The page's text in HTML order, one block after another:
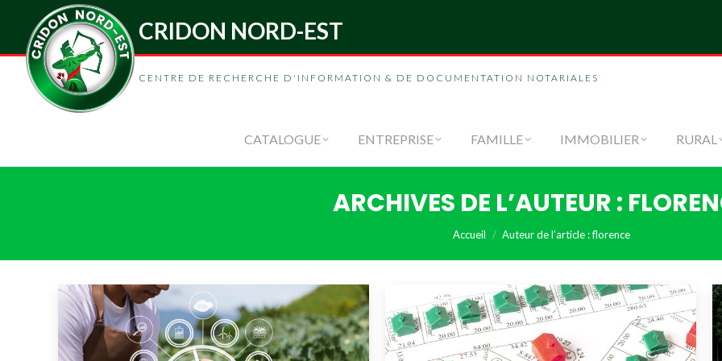
CRIDON NORD-EST
CENTRE DE RECHERCHE D'INFORMATION & DE DOCUMENTATION NOTARIALES
CATALOGUE ENTREPRISE FAMILLE IMMOBILIER RURAL
ARCHIVES DE L’AUTEUR :
Accueil Auteur de l’article : florence